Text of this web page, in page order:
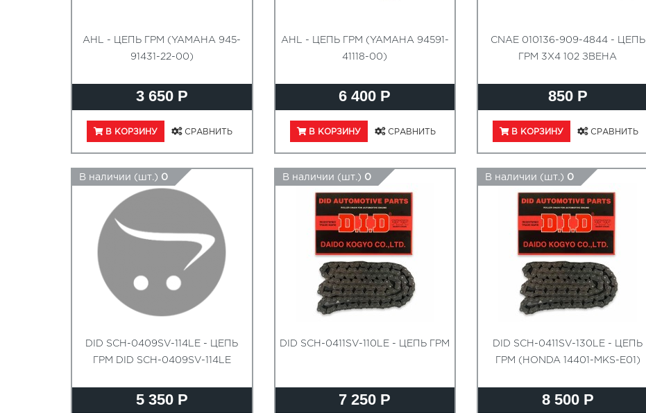
AHL - ЦЕПЬ ГРМ (YAMAHA 945-
91431-22-00)
3 650 Р
В КОРЗИНУ СРАВНИТЬ
AHL - ЦЕПЬ ГРМ (YAMAHA 94591-
41118-00)
6 400 Р
В КОРЗИНУ СРАВНИТЬ
CNAE 010136-909-4844 - ЦЕПЬ
ГРМ 3X4 102 ЗВЕНА
850 Р
В КОРЗИНУ СРАВНИТЬ
В наличии (шт.) 0
DID SCH-0409SV-114LE - ЦЕПЬ
ГРМ DID SCH-0409SV-114LE
5 350 Р
В наличии (шт.) 0
DID SCH-0411SV-110LE - ЦЕПЬ ГРМ
7 250 Р
В наличии (шт.) 0
DID SCH-0411SV-130LE - ЦЕПЬ
ГРМ (HONDA 14401-MKS-E01)
8 500 Р